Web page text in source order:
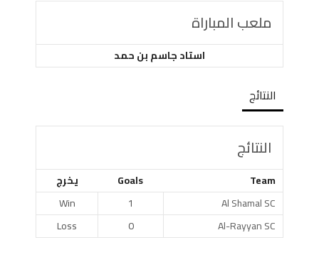
ملعب المباراة
استاد جاسم بن حمد
النتائج
النتائج
Team
Goals
يخرج
Al Shamal SC
1
Win
Al-Rayyan SC
0
Loss